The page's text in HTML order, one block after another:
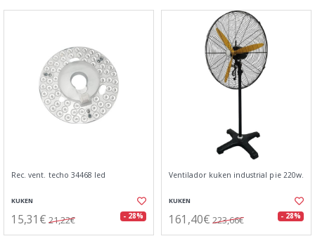
Rec. vent. techo 34468 led
KUKEN
15,31€ 21,22€ - 28%
Ventilador kuken industrial pie 220w.
KUKEN
161,40€ 223,66€ - 28%